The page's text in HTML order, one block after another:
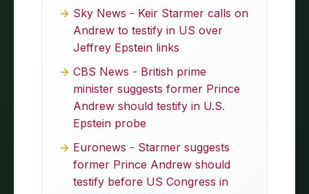
Sky News - Keir Starmer calls on
Andrew to testify in US over
Jeffrey Epstein links
CBS News - British prime
minister suggests former Prince
Andrew should testify in U.S.
Epstein probe
Euronews - Starmer suggests
former Prince Andrew should
testify before US Congress in